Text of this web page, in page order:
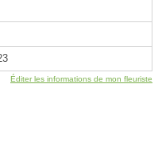
Éditer les informations de mon fleuriste